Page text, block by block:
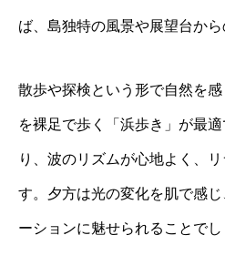
ば、島独特の風景や展望台から
散歩や探検という形で自然を
を裸足で歩く「浜歩き」が最
り、波のリズムが心地よく、
す。夕方は光の変化を肌で感
ーションに魅せられることでし